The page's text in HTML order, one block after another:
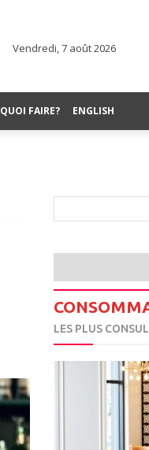
Vendredi, 7 août 2026
QUOI FAIRE? ENGLISH
LES PLUS